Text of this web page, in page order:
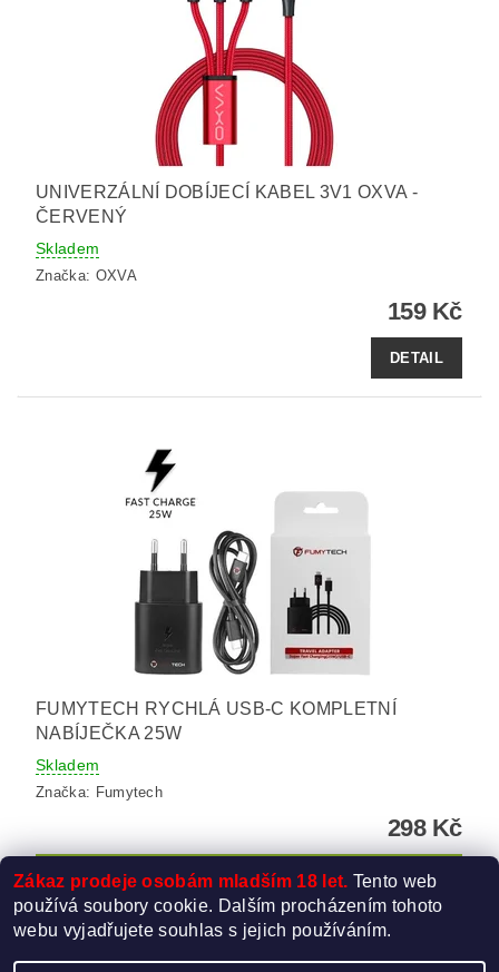
UNIVERZÁLNÍ DOBÍJECÍ KABEL 3V1 OXVA -
ČERVENÝ
Skladem
Značka: OXVA
159 Kč
DETAIL
FUMYTECH RYCHLÁ USB-C KOMPLETNÍ
NABÍJEČKA 25W
Skladem
Značka: Fumytech
298 Kč
Zákaz prodeje osobám mladším 18 let. Tento web
používá soubory cookie. Dalším procházením tohoto
webu vyjadřujete souhlas s jejich používáním.